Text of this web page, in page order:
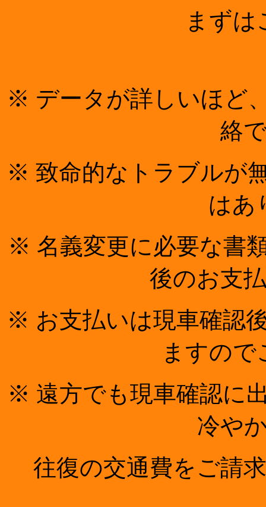
まずは
※ データが詳しいほど
絡
※ 致命的なトラブルが
はあ
※ 名義変更に必要な書
後のお支
※ お支払いは現車確認
ますので
※ 遠方でも現車確認に
冷や
往復の交通費をご請